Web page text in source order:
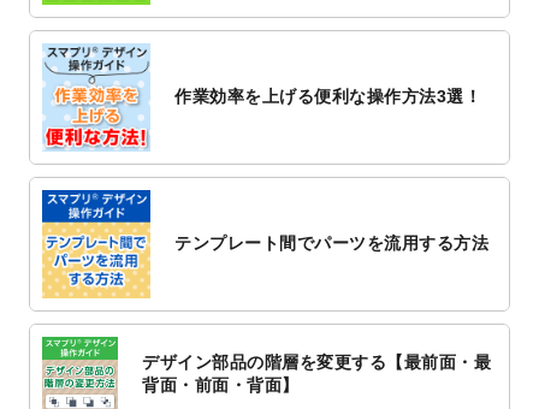
2022/11/4
しました。
2022/10/26
レートを追加しました。
2022/10/26
追加しました。
2022/10/20
2022/10/14
年賀ポスターのデザインテンプレートを公
2022/10/6
チラシ作成からポスティング配布注文まで
2022/10/1
2023年版1月始まりのカレンダーデザイン
作業効率を上げる便利な操作方法3選！
テンプレート間でパーツを流用する方法
デザイン部品の階層を変更する【最前面・最
背面・前面・背面】